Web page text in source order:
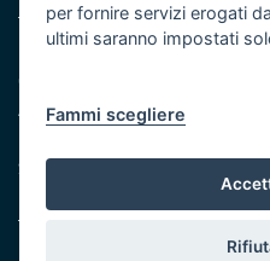
Note legali
Cookie e privacy
Atti di notifica
Servizi Intranet
©
per fornire servizi erogati
ultimi saranno impostati
Fammi scegliere